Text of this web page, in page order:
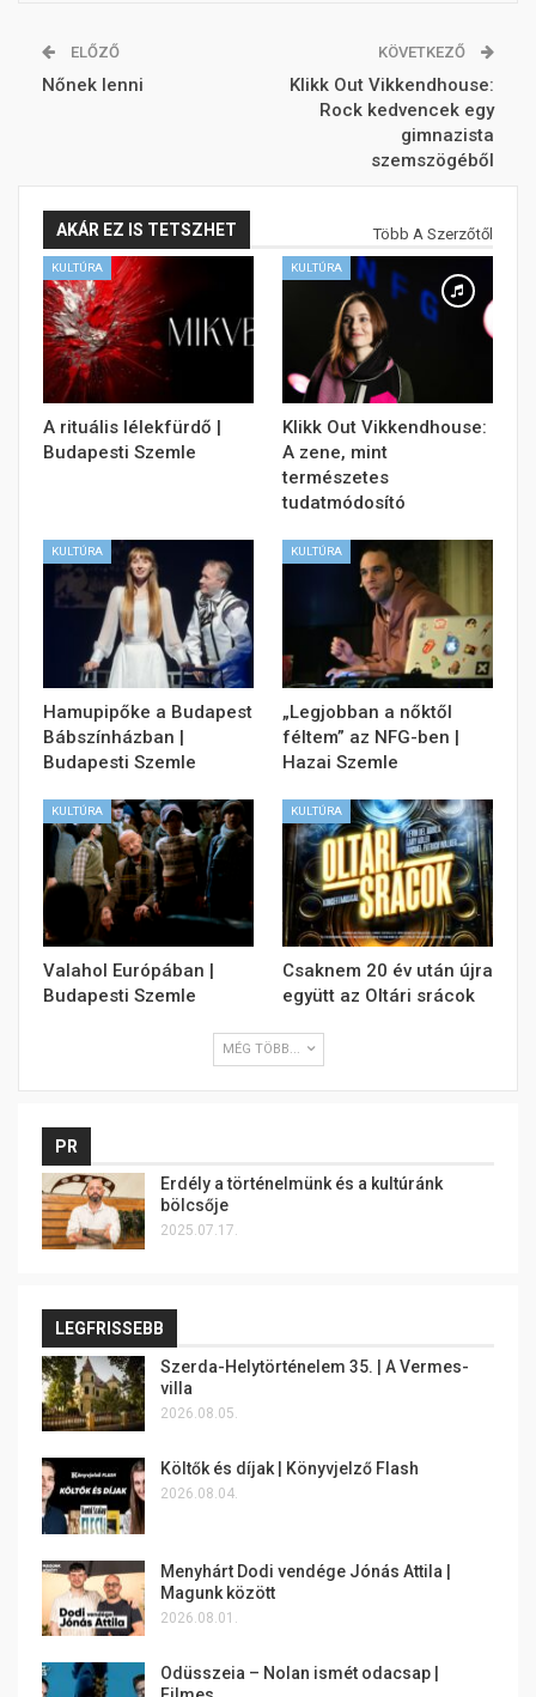
ELŐZŐ
Nőnek lenni
KÖVETKEZŐ
Klikk Out Vikkendhouse:
Rock kedvencek egy
gimnazista
szemszögéből
AKÁR EZ IS TETSZHET Több A Szerzőtől
KULTÚRA
A rituális lélekfürdő |
Budapesti Szemle
KULTÚRA
Klikk Out Vikkendhouse:
A zene, mint
természetes
tudatmódosító
KULTÚRA
Hamupipőke a Budapest
Bábszínházban |
Budapesti Szemle
KULTÚRA
„Legjobban a nőktől
féltem” az NFG-ben |
Hazai Szemle
KULTÚRA
Valahol Európában |
Budapesti Szemle
KULTÚRA
Csaknem 20 év után újra
együtt az Oltári srácok
MÉG TÖBB...
PR
Erdély a történelmünk és a kultúránk
bölcsője
2025.07.17.
LEGFRISSEBB
Szerda-Helytörténelem 35. | A Vermes-
villa
2026.08.05.
Költők és díjak | Könyvjelző Flash
2026.08.04.
Menyhárt Dodi vendége Jónás Attila |
Magunk között
2026.08.01.
Odüsszeia – Nolan ismét odacsap |